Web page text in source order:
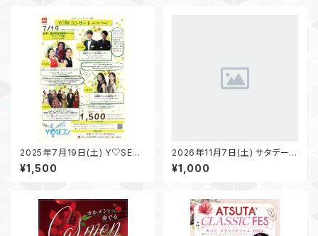
2025年7月19日(土) Y♡SEコ
ン vol.78 “July”《1日通し券》
♪豪華なラインナップで音楽
¥1,500
2026年11月7日(土) サタデー･
モーニング･コンサート vol.41
〜土曜日の朝、素敵なアーテ
¥1,000